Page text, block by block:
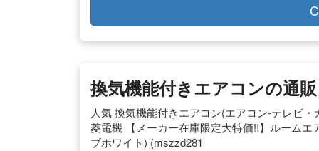
換気機能付きエアコンの通
人気 換気機能付きエアコン(エアコン-テレビ
菱電機 【メーカー在庫限定大特価!!】ルーム
ブホワイト) (mszzd281